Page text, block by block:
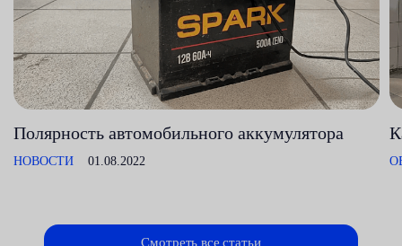
Полярность автомобильного аккумулятора
НОВОСТИ 01.08.2022
Смотреть все статьи